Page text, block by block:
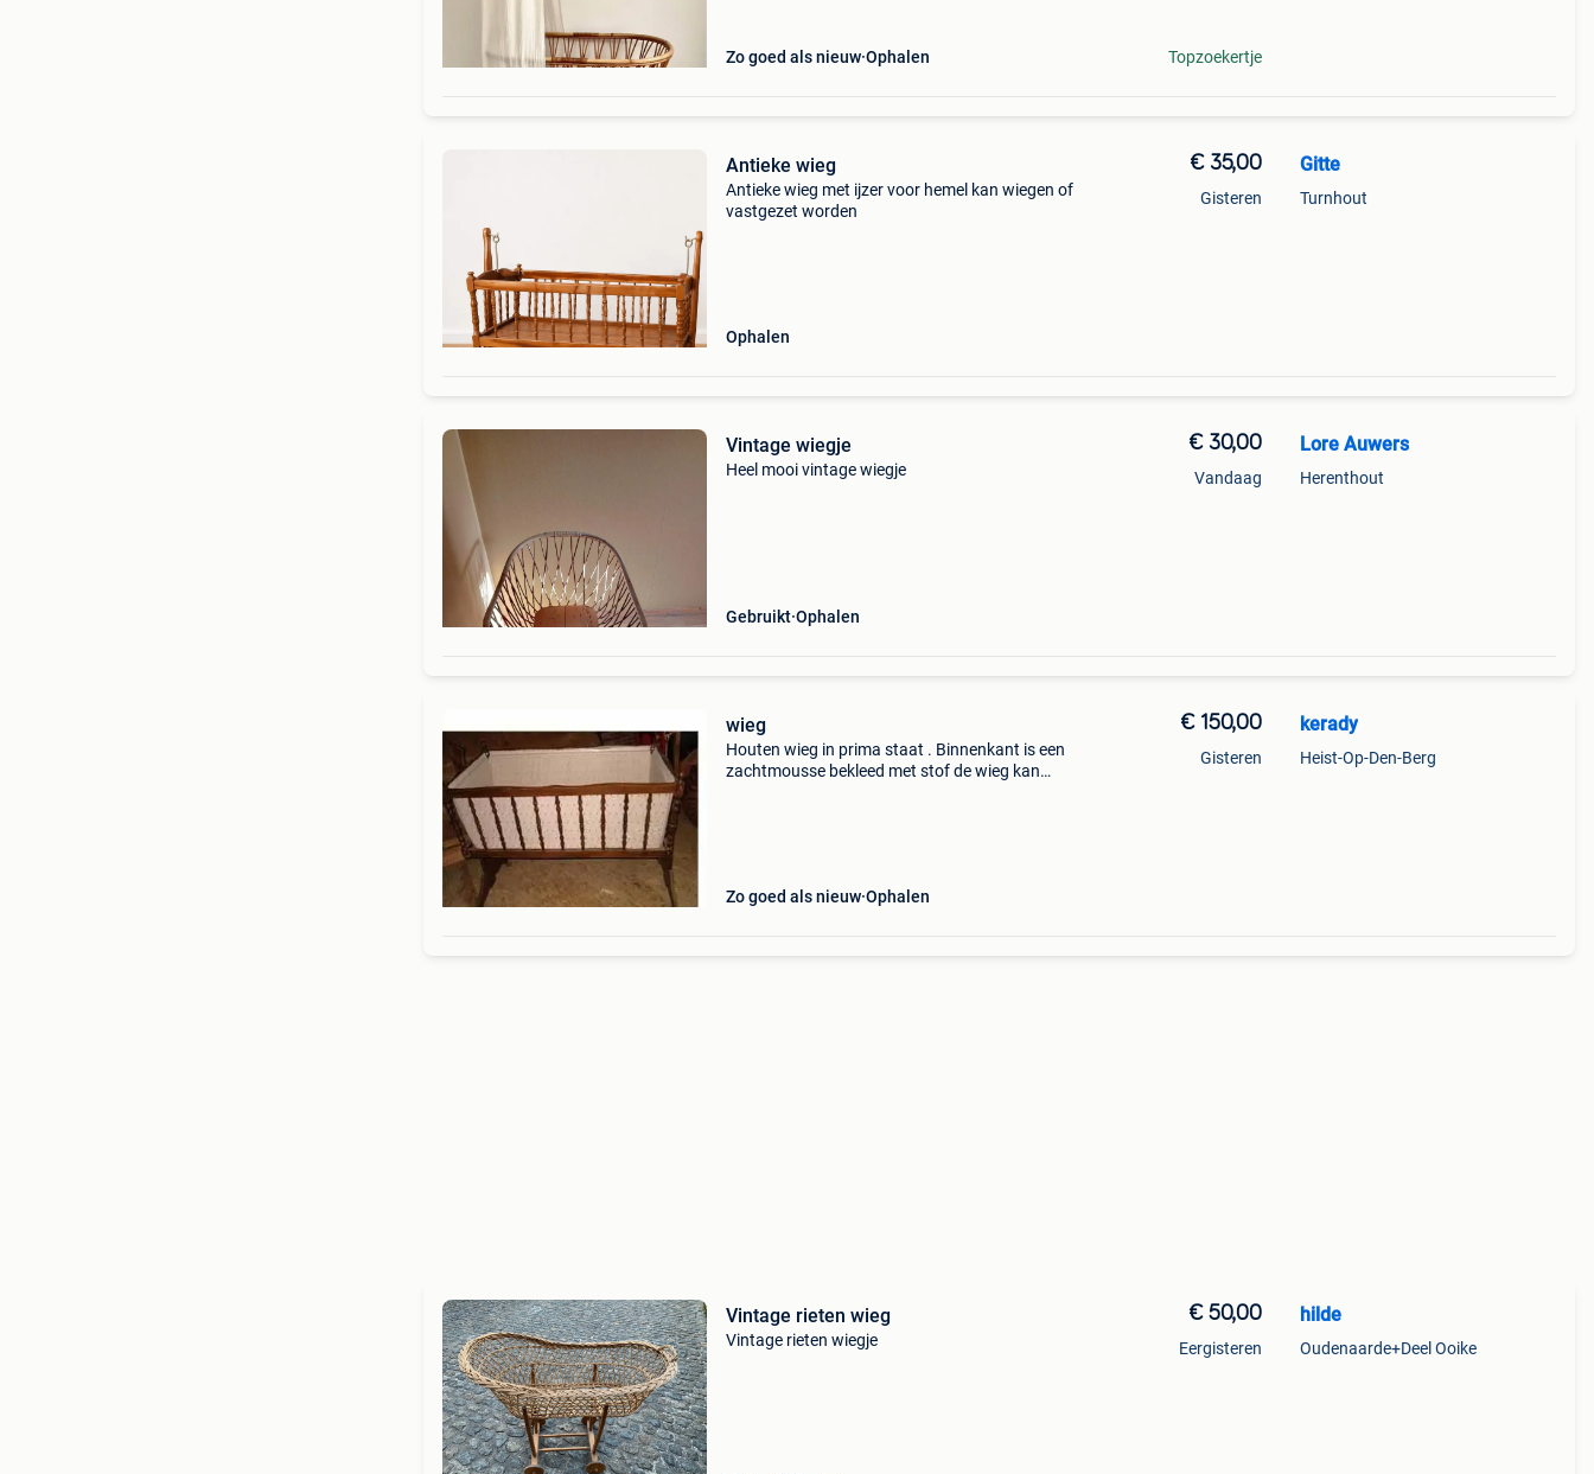
Zo goed als nieuw Ophalen Topzoekertje
Antieke wieg
Antieke wieg met ijzer voor hemel kan wiegen of
vastgezet worden
Ophalen
€ 35,00
Gisteren
Gitte
Turnhout
Vintage wiegje
Heel mooi vintage wiegje
Gebruikt Ophalen
€ 30,00
Vandaag
Lore Auwers
Herenthout
wieg
Houten wieg in prima staat . Binnenkant is een
zachtmousse bekleed met stof de wieg kan
Zo goed als nieuw Ophalen
€ 150,00
Gisteren
kerady
Heist-Op-Den-Berg
Vintage rieten wieg
Vintage rieten wiegje
€ 50,00
Eergisteren
hilde
Oudenaarde+Deel Ooike